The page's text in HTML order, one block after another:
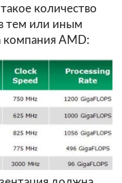
количество
тем или иным
компания AMD: